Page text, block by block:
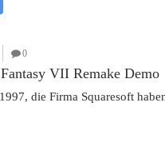
0
VII Remake Demo
die Firma Squaresoft